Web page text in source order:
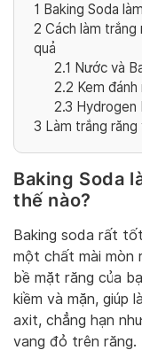
1 Baking Soda
2 Cách làm trắng
quả
2.1 Nước và
2.2 Kem
2.3 Hydrogen
3 Làm trắng
Baking Soda
thế nào?
Baking soda rất
một chất mài mòn
bề mặt răng của
kiềm và mặn, giúp
axit, chẳng hạn
vang đỏ trên răng.